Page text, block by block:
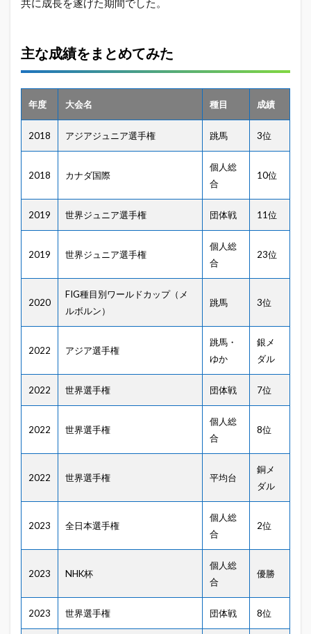
共に成長を遂げた期間でした。
主な成績をまとめてみた
年度 大会名 種目 成績
2018 アジアジュニア選手権 跳馬 3位
2018 カナダ国際
個人総
合
10位
2019 世界ジュニア選手権 団体戦 11位
2019 世界ジュニア選手権
個人総
合
23位
2020
FIG種目別ワールドカップ（メ
ルボルン）
跳馬 3位
2022 アジア選手権
跳馬・
ゆか
銀メ
ダル
2022 世界選手権 団体戦 7位
2022 世界選手権
個人総
合
8位
2022 世界選手権 平均台
銅メ
ダル
2023 全日本選手権
個人総
合
2位
2023 NHK杯
個人総
合
優勝
2023 世界選手権 団体戦 8位